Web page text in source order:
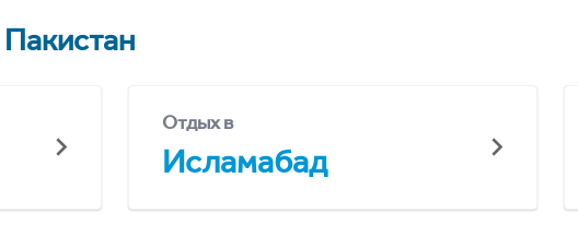
Пакистан
Отдых в
Исламабад